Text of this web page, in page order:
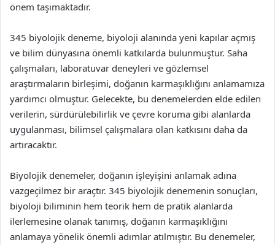
önem taşımaktadır.
345 biyolojik deneme, biyoloji alanında yeni kapılar açmış
ve bilim dünyasına önemli katkılarda bulunmuştur. Saha
çalışmaları, laboratuvar deneyleri ve gözlemsel
araştırmaların birleşimi, doğanın karmaşıklığını anlamamıza
yardımcı olmuştur. Gelecekte, bu denemelerden elde edilen
verilerin, sürdürülebilirlik ve çevre koruma gibi alanlarda
uygulanması, bilimsel çalışmalara olan katkısını daha da
artıracaktır.
Biyolojik denemeler, doğanın işleyişini anlamak adına
vazgeçilmez bir araçtır. 345 biyolojik denemenin sonuçları,
biyoloji biliminin hem teorik hem de pratik alanlarda
ilerlemesine olanak tanımış, doğanın karmaşıklığını
anlamaya yönelik önemli adımlar atılmıştır. Bu denemeler,